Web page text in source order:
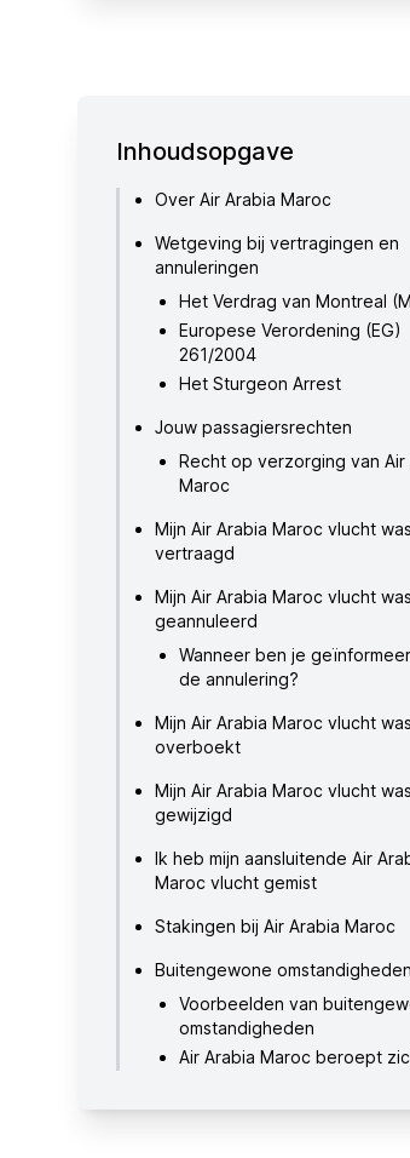
Inhoudsopgave
Over Air Arabia Maroc
Wetgeving bij vertragingen en
annuleringen
Het Verdrag van Montreal
Europese Verordening (EG)
261/2004
Het Sturgeon Arrest
Jouw passagiersrechten
Recht op verzorging van Air
Maroc
Mijn Air Arabia Maroc vlucht was
vertraagd
Mijn Air Arabia Maroc vlucht was
geannuleerd
Wanneer ben je
de annulering?
Mijn Air Arabia Maroc vlucht was
overboekt
Mijn Air Arabia Maroc vlucht was
gewijzigd
Ik heb mijn aansluitende Air
Maroc vlucht gemist
Stakingen bij Air Arabia Maroc
Buitengewone omstandigheden
Voorbeelden van
omstandigheden
Air Arabia Maroc beroept
wat nu?